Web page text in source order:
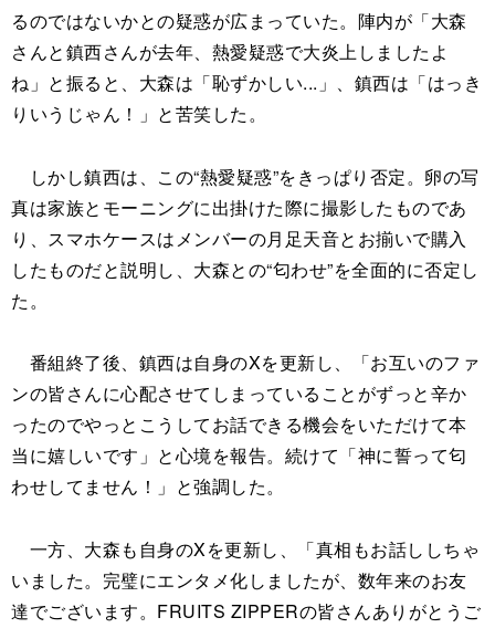
るのではないかとの疑惑が広まっていた。陣内が「大森
さんと鎮西さんが去年、熱愛疑惑で大炎上しましたよ
ね」と振ると、大森は「恥ずかしい...」、鎮西は「はっき
りいうじゃん！」と苦笑した。
しかし鎮西は、この“熱愛疑惑”をきっぱり否定。卵の写
真は家族とモーニングに出掛けた際に撮影したものであ
り、スマホケースはメンバーの月足天音とお揃いで購入
したものだと説明し、大森との“匂わせ”を全面的に否定し
た。
番組終了後、鎮西は自身のXを更新し、「お互いのファ
ンの皆さんに心配させてしまっていることがずっと辛か
ったのでやっとこうしてお話できる機会をいただけて本
当に嬉しいです」と心境を報告。続けて「神に誓って匂
わせしてません！」と強調した。
一方、大森も自身のXを更新し、「真相もお話ししちゃ
いました。完璧にエンタメ化しましたが、数年来のお友
達でございます。FRUITS ZIPPERの皆さんありがとうご